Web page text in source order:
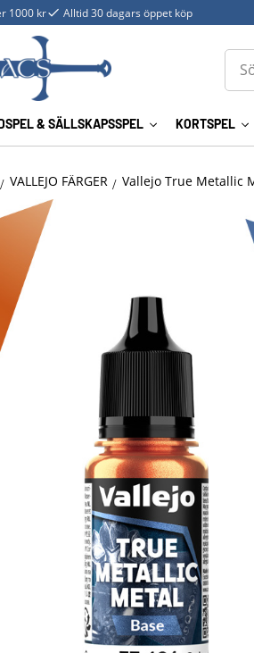
1000 kr Alltid 30 dagars öppet köp
& SÄLLSKAPSSPEL KORTSPEL
VALLEJO FÄRGER Vallejo True Metallic